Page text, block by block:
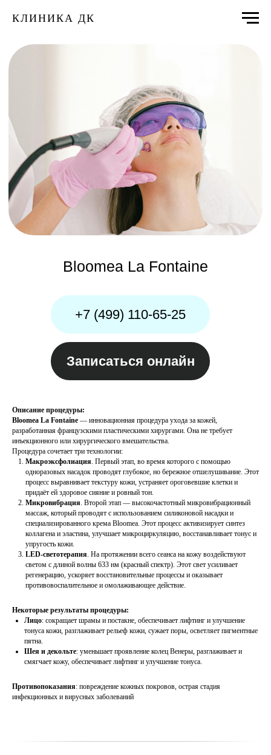
КЛИНИКА ДК
Bloomea La Fontaine
+7 (499) 110-65-25
Описание процедуры:
Bloomea La Fontaine — инновационная процедура ухода за кожей,
разработанная французскими пластическими хирургами. Она не требует
инъекционного или хирургического вмешательства.
Процедура сочетает три технологии:
Макроэксфолиация. Первый этап, во время которого с помощью
одноразовых насадок проводят глубокое, но бережное отшелушивание. Этот
процесс выравнивает текстуру кожи, устраняет ороговевшие клетки и
придаёт ей здоровое сияние и ровный тон.
Микровибрация. Второй этап — высокочастотный микровибрационный
массаж, который проводят с использованием силиконовой насадки и
специализированного крема Bloomea. Этот процесс активизирует синтез
коллагена и эластина, улучшает микроциркуляцию, восстанавливает тонус и
упругость кожи.
LED-светотерапия. На протяжении всего сеанса на кожу воздействуют
светом с длиной волны 633 нм (красный спектр). Этот свет усиливает
регенерацию, ускоряет восстановительные процессы и оказывает
противовоспалительное и омолаживающее действие.
Некоторые результаты процедуры:
Лицо: сокращает шрамы и постакне, обеспечивает лифтинг и улучшение
тонуса кожи, разглаживает рельеф кожи, сужает поры, осветляет пигментные
пятна.
Шея и декольте: уменьшает проявление колец Венеры, разглаживает и
смягчает кожу, обеспечивает лифтинг и улучшение тонуса.
Противопоказания: повреждение кожных покровов, острая стадия
инфекционных и вирусных заболеваний
уходы bloomea lafontaine